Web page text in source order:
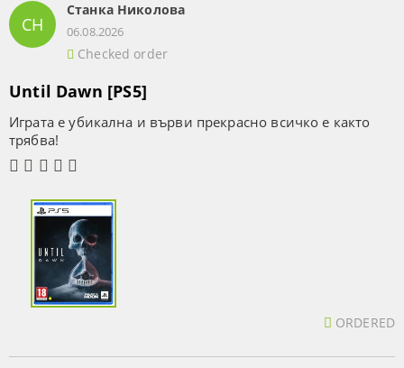
СН
Станка Николова
06.08.2026
Checked order
Until Dawn [PS5]
Играта е убикална и върви прекрасно всичко е както
трябва!
ORDERED